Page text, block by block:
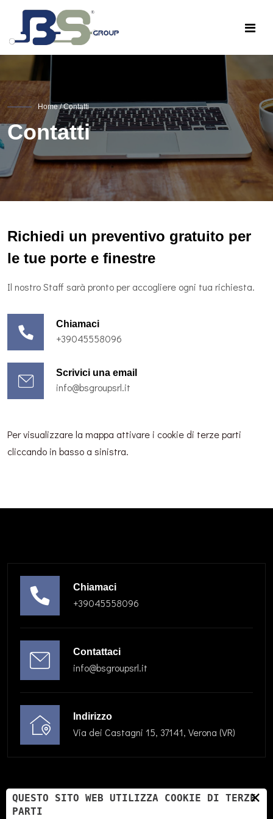
Home/ Contatti
Contatti
Richiedi un preventivo gratuito per
le tue porte e finestre
Il nostro Staff sarà pronto per accogliere ogni tua richiesta.
Chiamaci
+39045558096
Scrivici una email
info@bsgroupsrl.it
Per visualizzare la mappa attivare i cookie di terze parti
cliccando in basso a sinistra.
Chiamaci
+39045558096
Contattaci
info@bsgroupsrl.it
Indirizzo
Via dei Castagni 15, 37141, Verona (VR)
×
QUESTO SITO WEB UTILIZZA COOKIE DI TERZE
PARTI